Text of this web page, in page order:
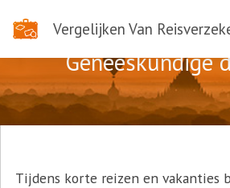
Vergelijken Van
Geneeskundige
Tijdens korte reizen en vakanties